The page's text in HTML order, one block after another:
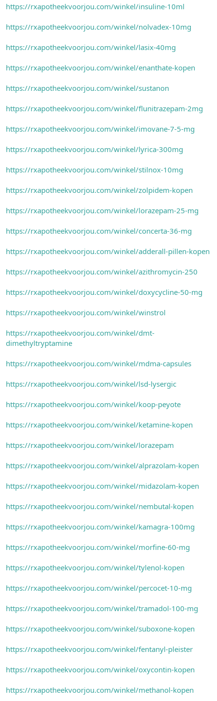
https://rxapotheekvoorjou.com/winkel/insuline-10ml
https://rxapotheekvoorjou.com/winkel/nolvadex-10mg
https://rxapotheekvoorjou.com/winkel/lasix-40mg
https://rxapotheekvoorjou.com/winkel/enanthate-kopen
https://rxapotheekvoorjou.com/winkel/sustanon
https://rxapotheekvoorjou.com/winkel/flunitrazepam-2mg
https://rxapotheekvoorjou.com/winkel/imovane-7-5-mg
https://rxapotheekvoorjou.com/winkel/lyrica-300mg
https://rxapotheekvoorjou.com/winkel/stilnox-10mg
https://rxapotheekvoorjou.com/winkel/zolpidem-kopen
https://rxapotheekvoorjou.com/winkel/lorazepam-25-mg
https://rxapotheekvoorjou.com/winkel/concerta-36-mg
https://rxapotheekvoorjou.com/winkel/adderall-pillen-kopen
https://rxapotheekvoorjou.com/winkel/azithromycin-250
https://rxapotheekvoorjou.com/winkel/doxycycline-50-mg
https://rxapotheekvoorjou.com/winkel/winstrol
https://rxapotheekvoorjou.com/winkel/dmt-
dimethyltryptamine
https://rxapotheekvoorjou.com/winkel/mdma-capsules
https://rxapotheekvoorjou.com/winkel/lsd-lysergic
https://rxapotheekvoorjou.com/winkel/koop-peyote
https://rxapotheekvoorjou.com/winkel/ketamine-kopen
https://rxapotheekvoorjou.com/winkel/lorazepam
https://rxapotheekvoorjou.com/winkel/alprazolam-kopen
https://rxapotheekvoorjou.com/winkel/midazolam-kopen
https://rxapotheekvoorjou.com/winkel/nembutal-kopen
https://rxapotheekvoorjou.com/winkel/kamagra-100mg
https://rxapotheekvoorjou.com/winkel/morfine-60-mg
https://rxapotheekvoorjou.com/winkel/tylenol-kopen
https://rxapotheekvoorjou.com/winkel/percocet-10-mg
https://rxapotheekvoorjou.com/winkel/tramadol-100-mg
https://rxapotheekvoorjou.com/winkel/suboxone-kopen
https://rxapotheekvoorjou.com/winkel/fentanyl-pleister
https://rxapotheekvoorjou.com/winkel/oxycontin-kopen
https://rxapotheekvoorjou.com/winkel/methanol-kopen